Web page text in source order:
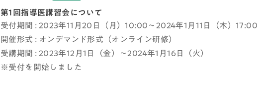
第1回指導医講習会について
受付期間 : 2023年11月20日（月）10:00～2024年1月11日（木）17:00
開催形式 : オンデマンド形式（オンライン研修）
受講期間 : 2023年12月1日（金）～2024年1月16日（火）
※受付を開始しました